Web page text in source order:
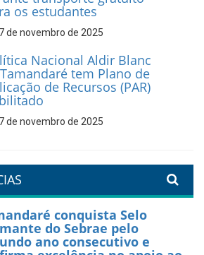
9 de fevereiro de 2026
de Tamandaré
diálogo e
com a
da educação
7 de fevereiro de 2026
da cidade.
— Prefeitura
transporte gratuito
os estudantes